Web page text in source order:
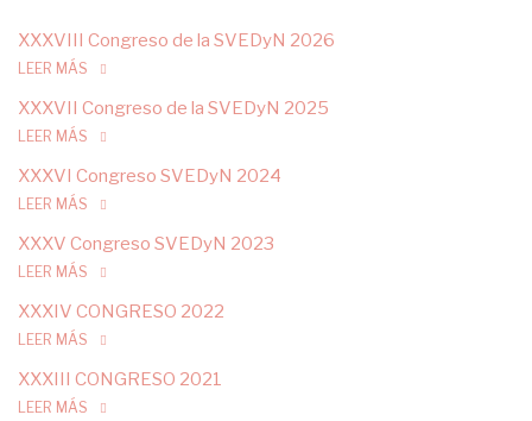
XXXVIII Congreso de la SVEDyN 2026
LEER MÁS
XXXVII Congreso de la SVEDyN 2025
LEER MÁS
XXXVI Congreso SVEDyN 2024
LEER MÁS
XXXV Congreso SVEDyN 2023
LEER MÁS
XXXIV CONGRESO 2022
LEER MÁS
XXXIII CONGRESO 2021
LEER MÁS